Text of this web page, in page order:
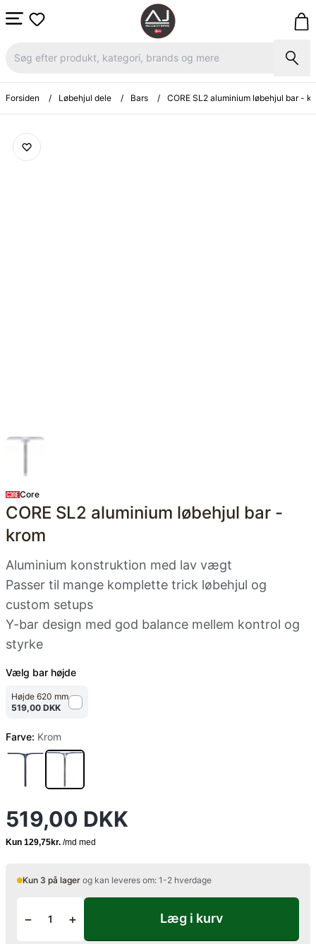
Forsiden / Løbehjul dele / Bars / CORE SL2 aluminium løbehjul bar -
Core
CORE SL2 aluminium løbehjul bar -
krom
Aluminium konstruktion med lav vægt
Passer til mange komplette trick løbehjul og
custom setups
Y-bar design med god balance mellem kontrol og
styrke
Vælg bar højde
Højde 620 mm
519,00 DKK
Farve: Krom
519,00 DKK
Kun 3 på lager og kan leveres om: 1-2 hverdage
− + Læg i kurv